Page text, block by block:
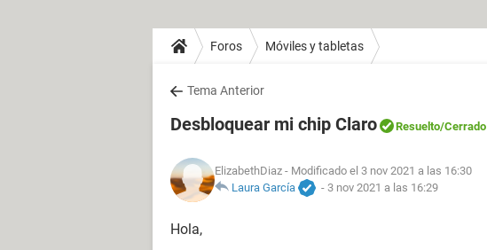
Foros Móviles y tabletas
Tema Anterior
Desbloquear mi chip Claro Resuelto/Cerrado
ElizabethDiaz - Modificado el 3 nov 2021 a las 16:30
Laura García
- 3 nov 2021 a las 16:29
Hola,